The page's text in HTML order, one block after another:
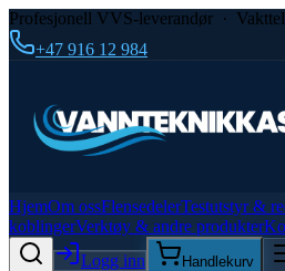
Profesjonell VVS-leverandør ·
+47 916 12 984
HjemOm ossFlensedelerTestutstyr &
koblingerVerktøy & andre produkter
Logg inn
Handlekurv